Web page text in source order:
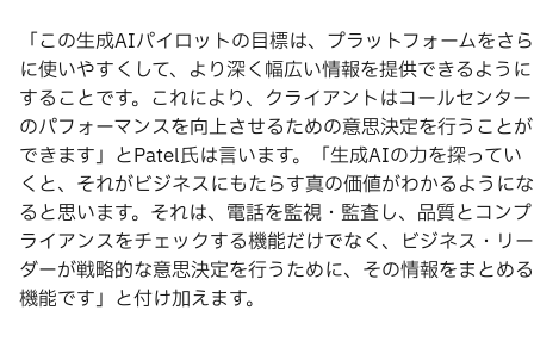
「この生成AIパイロットの目標は、プラットフォームをさら
に使いやすくして、より深く幅広い情報を提供できるように
することです。これにより、クライアントはコールセンター
のパフォーマンスを向上させるための意思決定を行うことが
できます」とPatel氏は言います。「生成AIの力を探ってい
くと、それがビジネスにもたらす真の価値がわかるようにな
ると思います。それは、電話を監視・監査し、品質とコンプ
ライアンスをチェックする機能だけでなく、ビジネス・リー
ダーが戦略的な意思決定を行うために、その情報をまとめる
機能です」と付け加えます。